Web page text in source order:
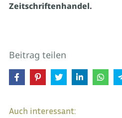
Zeitschriftenhandel.
Beitrag teilen
Auch interessant: